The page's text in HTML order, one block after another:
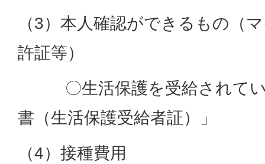
（3）本人確認ができるもの（
許証等）
〇生活保護を受給されてい
書（生活保護受給者証）」
（4）接種費用